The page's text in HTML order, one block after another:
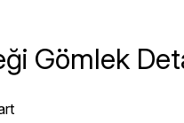
Gömlek